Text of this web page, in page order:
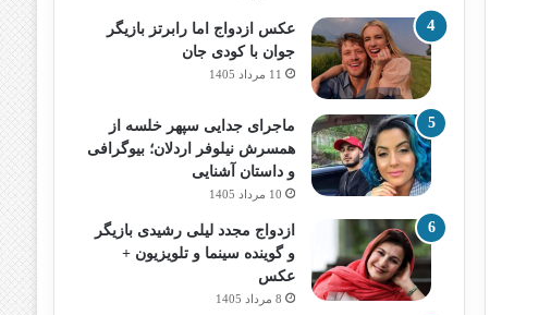
عکس ازدواج اما رابرتز بازیگر
جوان با کودی جان
11 مرداد 1405
ماجرای جدایی سپهر خلسه از
همسرش نیلوفر اردلان؛ بیوگرافی
و داستان آشنایی
10 مرداد 1405
ازدواج مجدد لیلی رشیدی بازیگر
و گوینده سینما و تلویزیون +
عکس
8 مرداد 1405